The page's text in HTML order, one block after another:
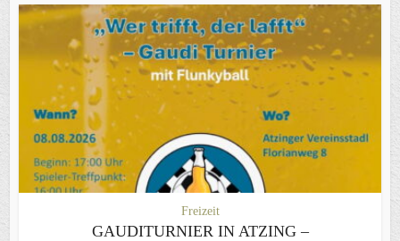
Freizeit
GAUDITURNIER IN ATZING –